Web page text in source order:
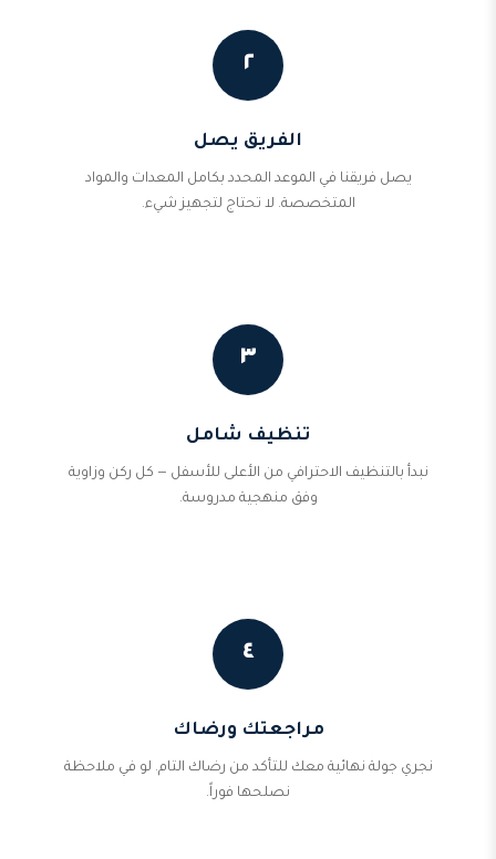
٢
الفريق يصل
يصل فريقنا في الموعد المحدد بكامل المعدات والمواد
المتخصصة. لا تحتاج لتجهيز شيء.
٣
تنظيف شامل
نبدأ بالتنظيف الاحترافي من الأعلى للأسفل — كل ركن وزاوية
وفق منهجية مدروسة.
٤
مراجعتك ورضاك
نجري جولة نهائية معك للتأكد من رضاك التام. لو في ملاحظة
نصلحها فوراً.